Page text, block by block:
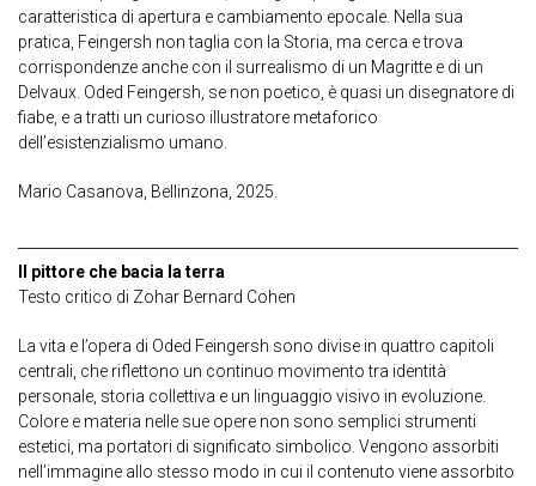
caratteristica di apertura e cambiamento epocale. Nella sua
pratica, Feingersh non taglia con la Storia, ma cerca e trova
corrispondenze anche con il surrealismo di un Magritte e di un
Delvaux. Oded Feingersh, se non poetico, è quasi un disegnatore di
fiabe, e a tratti un curioso illustratore metaforico
dell’esistenzialismo umano.
Mario Casanova, Bellinzona, 2025.
Il pittore che bacia la terra
Testo critico di Zohar Bernard Cohen
La vita e l’opera di Oded Feingersh sono divise in quattro capitoli
centrali, che riflettono un continuo movimento tra identità
personale, storia collettiva e un linguaggio visivo in evoluzione.
Colore e materia nelle sue opere non sono semplici strumenti
estetici, ma portatori di significato simbolico. Vengono assorbiti
nell’immagine allo stesso modo in cui il contenuto viene assorbito